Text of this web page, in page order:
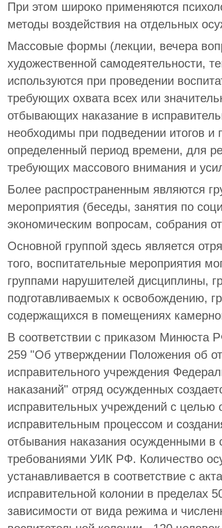
При этом широко применяются
методы воздействия на отдельных
Массовые формы (лекции, вечера
художественной самодеятельности,
используются при проведении
требующих охвата всех или
отбывающих наказание в
необходимы при подведении итогов и
определенный период времени, для
требующих массового внимания и
Более распространенным являются
мероприятия (беседы, занятия по
экономическим вопросам, собрания
Основной группой здесь является
того, воспитательные мероприятия
группами нарушителей дисциплины,
подготавливаемых к освобождению,
содержащихся в помещениях
В соответствии с приказом Минюста
259 "Об утверждении Положения об
исправительного учреждения
наказаний" отряд осужденных
исправительных учреждений с целью
исправительным процессом и
отбывания наказания осужденными в
требованиями УИК РФ. Количество
устанавливается в соответствие с
исправительной колонии в пределах
зависимости от вида режима и